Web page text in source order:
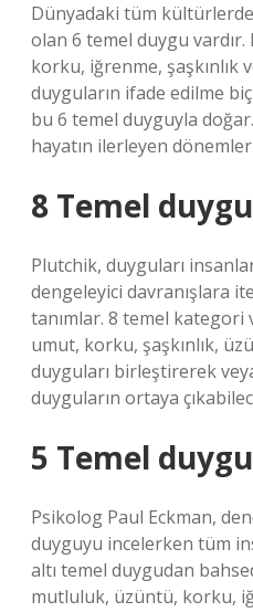
Dünyadaki tüm
olan 6 temel duygu
korku, iğrenme, şaşkınlık
duyguların ifade edilme
bu 6 temel duyguyla
hayatın ilerleyen
8 Temel
Plutchik, duyguları
dengeleyici davranışlara
tanımlar. 8 temel kategori
umut, korku, şaşkınlık,
duyguları birleştirerek
duyguların ortaya
5 Temel
Psikolog Paul Eckman,
duyguyu incelerken tüm
altı temel duygudan
mutluluk, üzüntü, korku,